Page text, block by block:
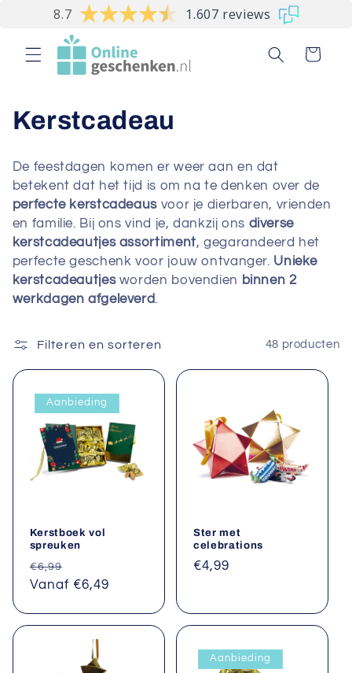
naar de
content
8.7 1.607 reviews
Winkelwagen
C
l
l
e
c
i
e
Kerstcadeau
De feestdagen komen er weer aan en dat
betekent dat het tijd is om na te denken over de
perfecte kerstcadeausvoor je dierbaren, vrienden
en familie. Bij ons vind je, dankzij ons diverse
kerstcadeautjes assortiment, gegarandeerd het
perfecte geschenk voor jouw ontvanger. Unieke
kerstcadeautjesworden bovendien binnen 2
werkdagen afgeleverd.
Filteren en sorteren 48 producten
Aanbieding
Kerstboek vol
spreuken
Normale
prijs
€6,99
Vanaf €6,49
Ster met
celebrations
Normale
€4,99
Aanbieding